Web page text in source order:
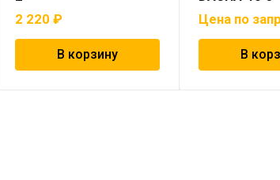
2 220₽
В корзину
Цена по
В